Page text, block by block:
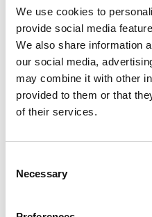
We use cookies to
provide social media
We also share information
our social media,
may combine it with other
provided to them or that
of their services.
Selection
Necessary
6 Agosto 2026
L’interscambio Italia
nel primo semestre i
Interviste
Overview